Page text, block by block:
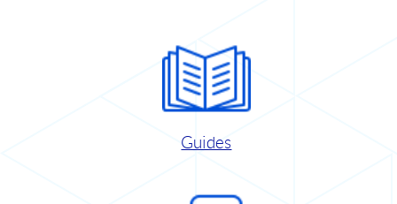
Guides